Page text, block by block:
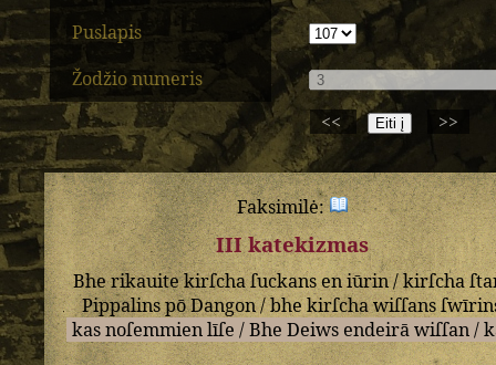
Puslapis
Žodžio numeris
<<
>>
Faksimilė:
III katekizmas
Bherikauitekirſchaſuckanseniūrin/kirſcha
PippalinspōDangon/bhe kirſchawiſſans
kasnoſemmienlīſe /Bhe Deiws endeirāwiſſan/